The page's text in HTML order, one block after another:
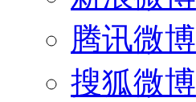
腾讯微博
搜狐微博